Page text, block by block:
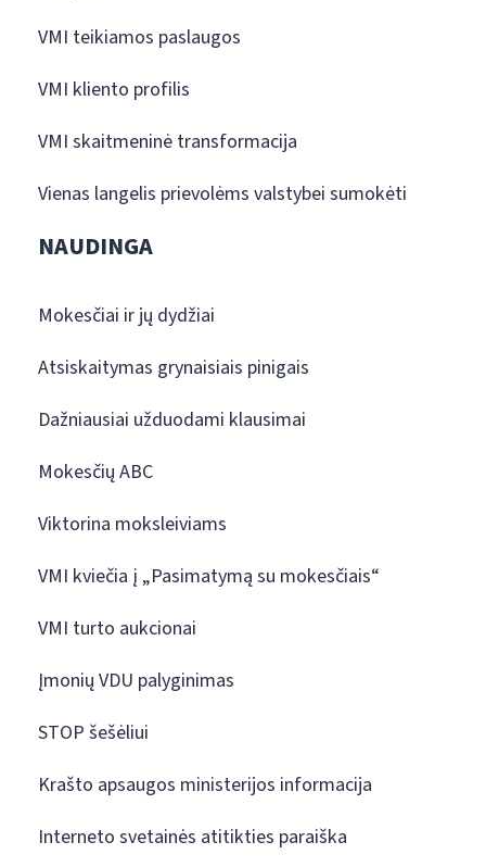
VMI teikiamos paslaugos
VMI kliento profilis
VMI skaitmeninė transformacija
Vienas langelis prievolėms valstybei sumokėti
NAUDINGA
Mokesčiai ir jų dydžiai
Atsiskaitymas grynaisiais pinigais
Dažniausiai užduodami klausimai
Mokesčių ABC
Viktorina moksleiviams
VMI kviečia į „Pasimatymą su mokesčiais“
VMI turto aukcionai
Įmonių VDU palyginimas
STOP šešėliui
Krašto apsaugos ministerijos informacija
Interneto svetainės atitikties paraiška